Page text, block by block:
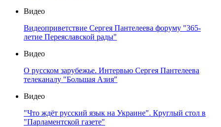
Видео
Видеоприветствие Сергея Пантелеева форуму "365-
летие Переяславской рады"
Видео
О русском зарубежье. Интервью Сергея Пантелеева
телеканалу "Большая Азия"
Видео
"Что ждёт русский язык на Украине". Круглый стол в
"Парламентской газете"